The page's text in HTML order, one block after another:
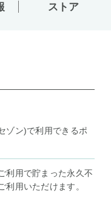
ストア
ゾン)で利用できるポ
利用で貯まった永久不
利用いただけます。